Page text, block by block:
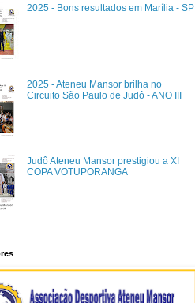
2025 - Bons resultados em Marília - SP
2025 - Ateneu Mansor brilha no
Circuito São Paulo de Judô - ANO III
Judô Ateneu Mansor prestigiou a XI
COPA VOTUPORANGA